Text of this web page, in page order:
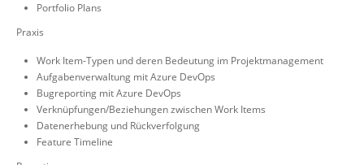
Portfolio Plans
Praxis
Work Item-Typen und deren Bedeutung im Projektmanagement
Aufgabenverwaltung mit Azure DevOps
Bugreporting mit Azure DevOps
Verknüpfungen/Beziehungen zwischen Work Items
Datenerhebung und Rückverfolgung
Feature Timeline